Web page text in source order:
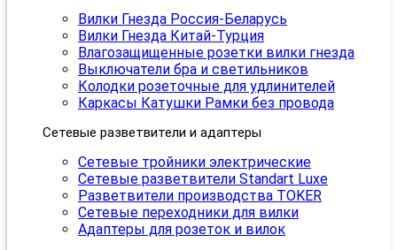
Вилки Гнезда Россия-Беларусь
Вилки Гнезда Китай-Турция
Влагозащищенные розетки вилки гнезда
Выключатели бра и светильников
Колодки розеточные для удлинителей
Каркасы Катушки Рамки без провода
Сетевые разветвители и адаптеры
Сетевые тройники электрические
Сетевые разветвители Standart Luxe
Разветвители производства TOKER
Сетевые переходники для вилки
Адаптеры для розеток и вилок